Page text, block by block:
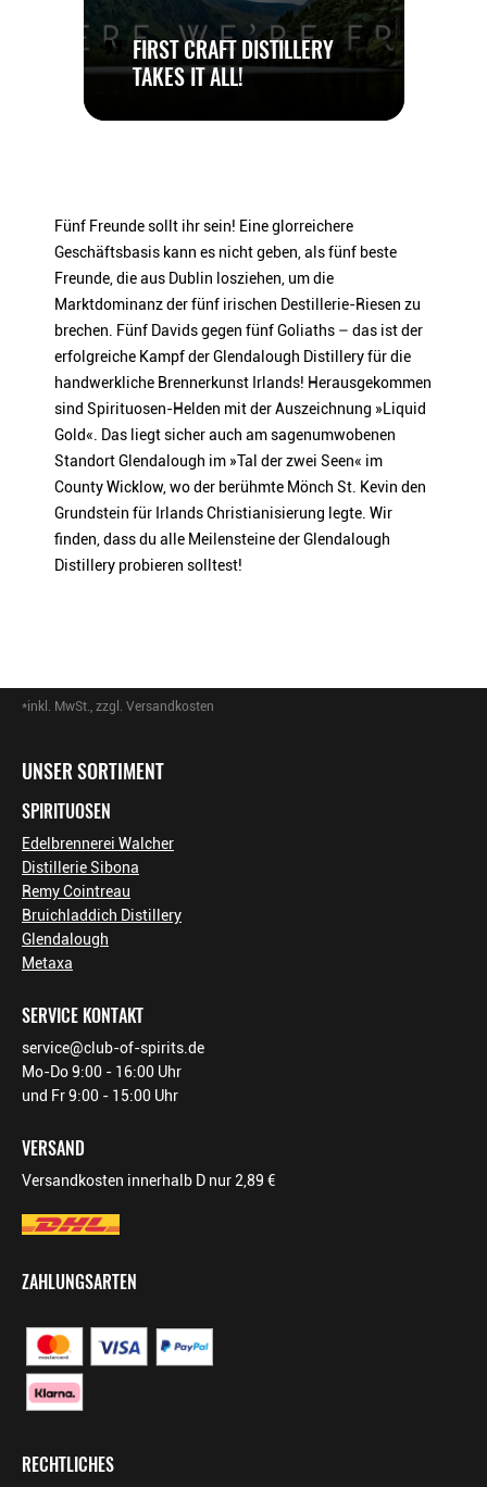
Orangenzeste und Marmelade. Am Gaumen wirkt er trotz der
Komplexität sanft und lebendig. Vollendet wird dieser komplexe
Whiskey durch langanhaltende Noten von dunklem Steinobst
und einer leicht erdigen Würze im Finish.
Falstaff
PunktevonFalstaff Punkte
Nuances of nut, dried fruit and oak lead onto the fine finish.«
Falstaff Punkte
Ein Genussmagazin für den deutschsprachigen Raum mit dem
Fokus auf Wein, Essen und Reisen. Zudem werden in
regelmäßigen Abständen Wein- und Restaurant-Guides
herausgebracht. Für die Guides bewertet ein professionelles
Verkostungsteam, dem auch Sommeliers angehören, jährlich
über 4000 Weine.
PRODUZENT / ABFÜLLER / HERSTELLER
WHISKEY LTD, 9 NEWTOWN
BUSINESS AND ENTERPRISE
CENTRE
NEWTOWNMOUNTKENNEDY
5391537390999
FIRST CRAFT DISTILLERY
TAKES IT ALL!
Fünf Freunde sollt ihr sein! Eine glorreichere
Geschäftsbasis kann es nicht geben, als fünf beste
Freunde, die aus Dublin losziehen, um die
Marktdominanz der fünf irischen Destillerie-Riesen zu
brechen. Fünf Davids gegen fünf Goliaths – das ist der
erfolgreiche Kampf der Glendalough Distillery für die
handwerkliche Brennerkunst Irlands! Herausgekommen
sind Spirituosen-Helden mit der Auszeichnung »Liquid
Gold«. Das liegt sicher auch am sagenumwobenen
Standort Glendalough im »Tal der zwei Seen« im
County Wicklow, wo der berühmte Mönch St. Kevin den
Grundstein für Irlands Christianisierung legte. Wir
finden, dass du alle Meilensteine der Glendalough
Distillery probieren solltest!
*inkl. MwSt., zzgl. Versandkosten
UNSER SORTIMENT
SPIRITUOSEN
Edelbrennerei Walcher
Distillerie Sibona
Remy Cointreau
Bruichladdich Distillery
Glendalough
Metaxa
SERVICE KONTAKT
service@club-of-spirits.de
Mo-Do 9:00 - 16:00 Uhr
und Fr 9:00 - 15:00 Uhr
VERSAND
Versandkosten innerhalb D nur 2,89 €
ZAHLUNGSARTEN
RECHTLICHES